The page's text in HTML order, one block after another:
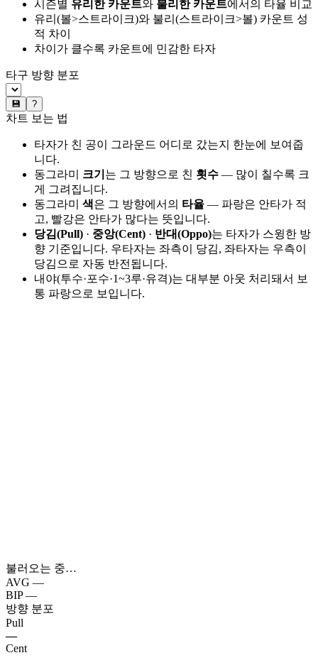
시즌별 유리한 카운트와 불리한 카운트에서의 타율 비교
유리(볼>스트라이크)와 불리(스트라이크>볼) 카운트 성
적 차이
차이가 클수록 카운트에 민감한 타자
타구 방향 분포
💾 ?
차트 보는 법
타자가 친 공이 그라운드 어디로 갔는지 한눈에 보여줍
니다.
동그라미 크기 는 그 방향으로 친 횟수 — 많이 칠수록 크
게 그려집니다.
동그라미 색은 그 방향에서의 타율 — 파랑은 안타가 적
고, 빨강은 안타가 많다는 뜻입니다.
당김(Pull) · 중앙(Cent) · 반대(Oppo)는 타자가 스윙한 방
향 기준입니다. 우타자는 좌측이 당김, 좌타자는 우측이
당김으로 자동 반전됩니다.
내야(투수·포수·1~3루·유격)는 대부분 아웃 처리돼서 보
통 파랑으로 보입니다.
불러오는 중…
AVG —
BIP —
방향 분포
Pull
—
Cent